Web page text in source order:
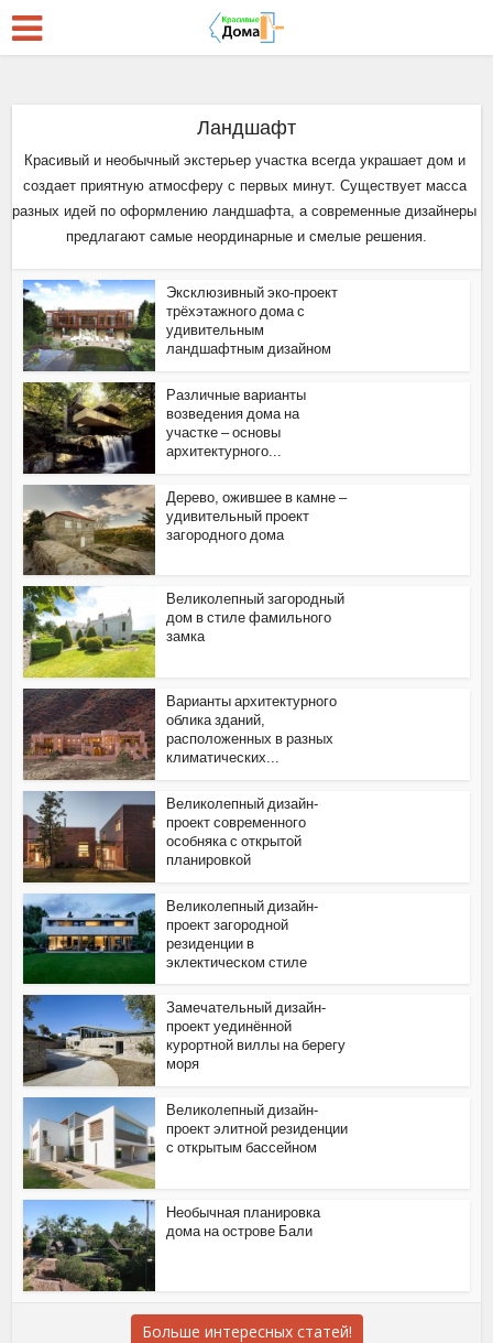
Ландшафт
Красивый и необычный экстерьер участка всегда украшает дом и
создает приятную атмосферу с первых минут. Существует масса
разных идей по оформлению ландшафта, а современные дизайнеры
предлагают самые неординарные и смелые решения.
Эксклюзивный эко-проект
трёхэтажного дома с
удивительным
ландшафтным дизайном
Различные варианты
возведения дома на
участке – основы
архитектурного...
Дерево, ожившее в камне –
удивительный проект
загородного дома
Великолепный загородный
дом в стиле фамильного
замка
Варианты архитектурного
облика зданий,
расположенных в разных
климатических...
Великолепный дизайн-
проект современного
особняка с открытой
планировкой
Великолепный дизайн-
проект загородной
резиденции в
эклектическом стиле
Замечательный дизайн-
проект уединённой
курортной виллы на берегу
моря
Великолепный дизайн-
проект элитной резиденции
с открытым бассейном
Необычная планировка
дома на острове Бали
Больше интересных статей!